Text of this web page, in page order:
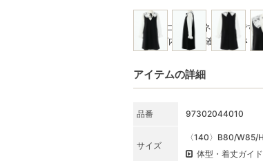
※写真はコーディネート例で
★SET内容をご確認ください
アイテムの詳細
品番 97302044010
サイズ
〈140〉B80/
体型・着丈ガイド